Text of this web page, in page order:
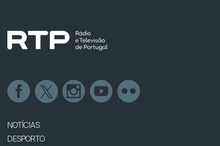
NOTÍCIAS
DESPORTO